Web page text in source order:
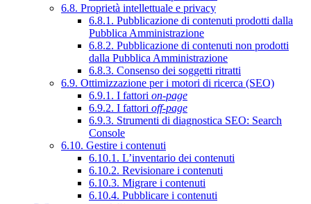
6.8. Proprietà intellettuale e privacy
6.8.1. Pubblicazione di contenuti prodotti dalla
Pubblica Amministrazione
6.8.2. Pubblicazione di contenuti non prodotti
dalla Pubblica Amministrazione
6.8.3. Consenso dei soggetti ritratti
6.9. Ottimizzazione per i motori di ricerca (SEO)
6.9.1. I fattori on-page
6.9.2. I fattori off-page
6.9.3. Strumenti di diagnostica SEO: Search
Console
6.10. Gestire i contenuti
6.10.1. L’inventario dei contenuti
6.10.2. Revisionare i contenuti
6.10.3. Migrare i contenuti
6.10.4. Pubblicare i contenuti